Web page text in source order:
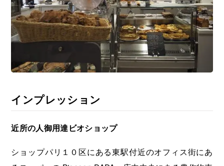
インプレッション
近所の人御用達ビオショップ
ショップパリ１０区にある東駅付近のオフィス街にあ